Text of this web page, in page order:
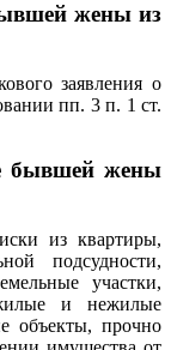
жены из
заявления о
пп. 3 п. 1 ст.
бывшей жены
из квартиры,
подсудности,
участки,
и нежилые
объекты, прочно